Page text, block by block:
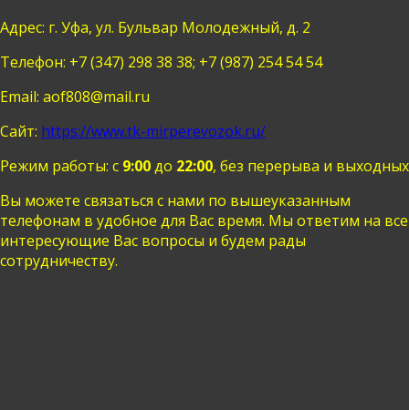
Адрес: г. Уфа, ул. Бульвар Молодежный, д. 2
Телефон: +7 (347) 298 38 38; +7 (987) 254 54 54
Email: aof808@mail.ru
Сайт: https://www.tk-mirperevozok.ru/
Режим работы: с 9:00до 22:00, без перерыва и выходных
Вы можете связаться с нами по вышеуказанным
телефонам в удобное для Вас время. Мы ответим на все
интересующие Вас вопросы и будем рады
сотрудничеству.